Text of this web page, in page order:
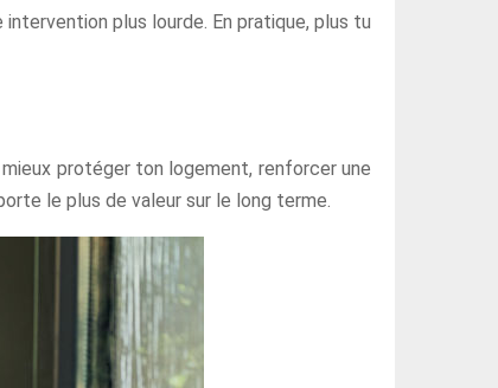
plus lourde. En pratique, plus tu
mieux protéger ton logement, renforcer une
le plus de valeur sur le long terme.